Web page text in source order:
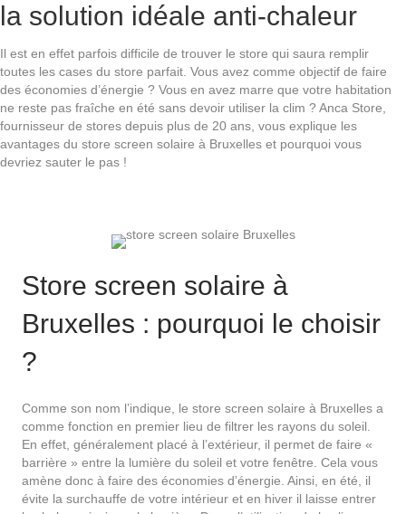
la solution idéale anti-chaleur
Il est en effet parfois difficile de trouver le store qui saura remplir
toutes les cases du store parfait. Vous avez comme objectif de faire
des économies d’énergie ? Vous en avez marre que votre habitation
ne reste pas fraîche en été sans devoir utiliser la clim ? Anca Store,
fournisseur de stores depuis plus de 20 ans, vous explique les
avantages du store screen solaire à Bruxelles et pourquoi vous
devriez sauter le pas !
Store screen solaire à
Bruxelles : pourquoi le choisir
?
Comme son nom l’indique, le store screen solaire à Bruxelles a
comme fonction en premier lieu de filtrer les rayons du soleil.
En effet, généralement placé à l’extérieur, il permet de faire «
barrière » entre la lumière du soleil et votre fenêtre. Cela vous
amène donc à faire des économies d’énergie. Ainsi, en été, il
évite la surchauffe de votre intérieur et en hiver il laisse entrer